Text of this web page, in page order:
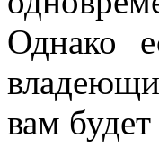
Однако
вам